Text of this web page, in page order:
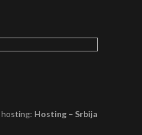
hosting: Hosting – Srbija